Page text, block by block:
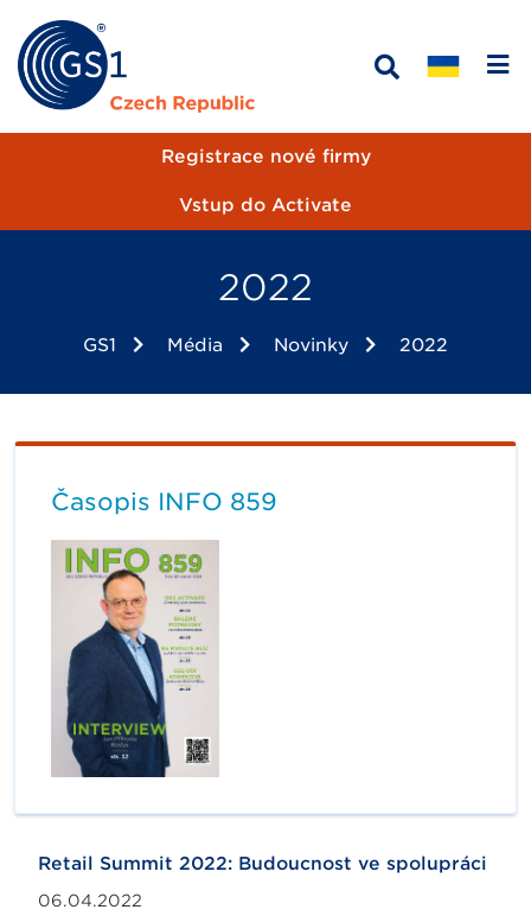
Registrace nové firmy
Vstup do Activate
2022
GS1 Média Novinky 2022
Retail Summit 2022: Budoucnost ve spolupráci
06.04.2022
Časopis INFO 859